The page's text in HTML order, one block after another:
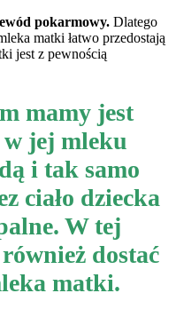
pokarmowy. Dlatego
matki łatwo przedostają
jest z pewnością
mamy jest
jej mleku
i tak samo
ciało dziecka
W tej
dostać
matki.